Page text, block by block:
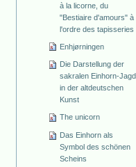
à la licorne, du
"Bestiaire d'amours" à
l'ordre des tapisseries
Enhjørningen
Die Darstellung der
sakralen Einhorn-Jagd
in der altdeutschen
Kunst
The unicorn
Das Einhorn als
Symbol des schönen
Scheins